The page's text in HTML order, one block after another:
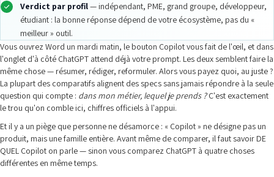
Verdict par profil— indépendant, PME, grand groupe, développeur,
étudiant : la bonne réponse dépend de votre écosystème, pas du «
meilleur » outil.
Vous ouvrez Word un mardi matin, le bouton Copilot vous fait de l'œil, et dans
l'onglet d'à côté ChatGPT attend déjà votre prompt. Les deux semblent faire la
même chose — résumer, rédiger, reformuler. Alors vous payez quoi, au juste ?
La plupart des comparatifs alignent des specs sans jamais répondre à la seule
question qui compte : dans mon métier, lequel je prends ?C'est exactement
le trou qu'on comble ici, chiffres officiels à l'appui.
Et il y a un piège que personne ne désamorce : « Copilot » ne désigne pas un
produit, mais une famille entière. Avant même de comparer, il faut savoir DE
QUEL Copilot on parle — sinon vous comparez ChatGPT à quatre choses
différentes en même temps.